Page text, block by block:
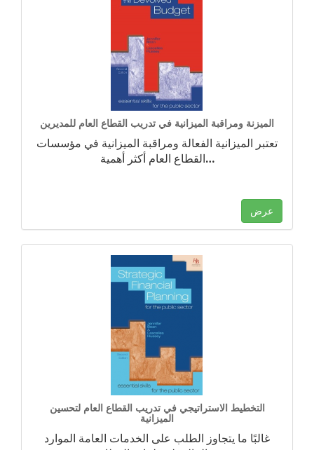
الميزنة ومراقبة الميزانية في تدريب القطاع العام للمديرين
تعتبر الميزانية الفعالة ومراقبة الميزانية في مؤسسات
القطاع العام أكثر أهمية…
عرض
التخطيط الاستراتيجي في تدريب القطاع العام لتحسين
الميزانية
غالبًا ما يتجاوز الطلب على الخدمات العامة الموارد